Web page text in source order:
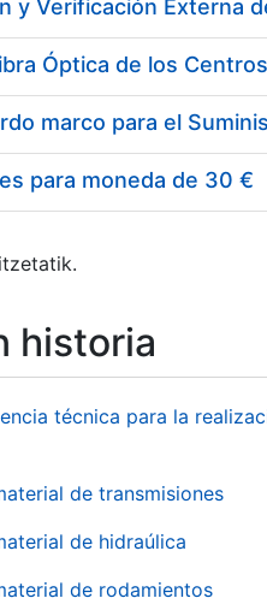
para moneda de 30 €
historia
técnica para la
de transmisiones
de hidraúlica
de rodamientos